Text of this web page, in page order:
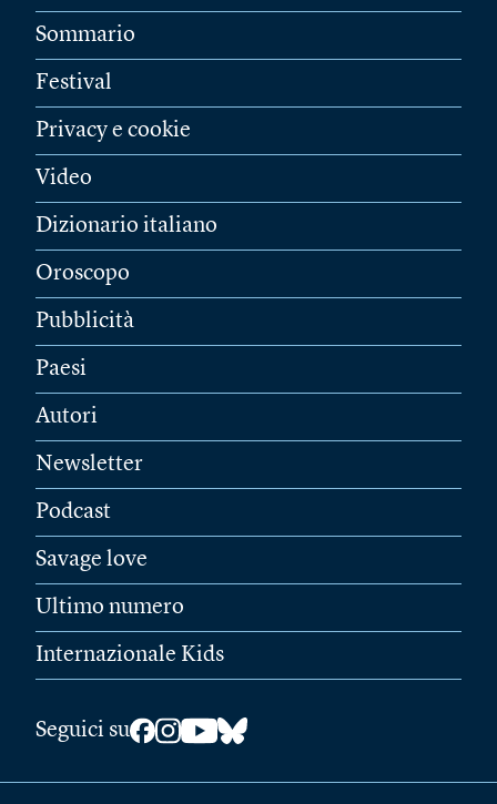
Sommario
Festival
Privacy e cookie
Video
Dizionario italiano
Oroscopo
Pubblicità
Paesi
Autori
Newsletter
Podcast
Savage love
Ultimo numero
Internazionale Kids
Seguici su